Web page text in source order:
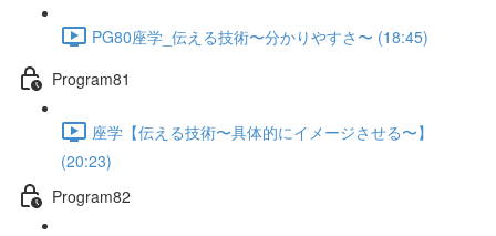
PG80座学_伝える技術〜分かりやすさ〜 (18:45)
Program81
座学【伝える技術〜具体的にイメージさせる〜】
(20:23)
Program82